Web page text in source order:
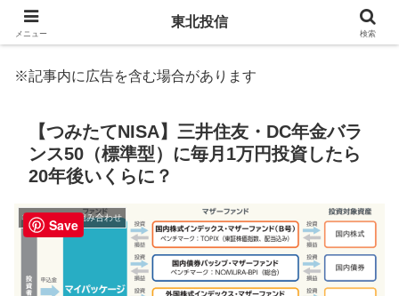
※記事内に広告を含む場合があります
【つみたてNISA】三井住友・DC年金バラ
ンス50（標準型）に毎月1万円投資したら
20年後いくらに？
3. 商品選択と組み合わせ
メニュー
東北投信
検索
Save